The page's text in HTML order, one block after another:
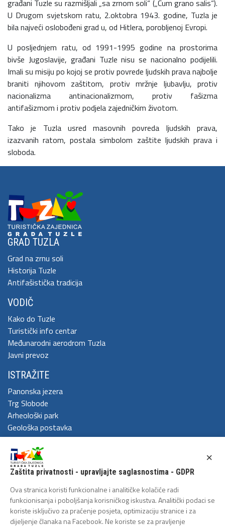
građani Tuzle su razmišljali „sa zrnom soli“ („Cum grano salis“).
U Drugom svjetskom ratu, 2.oktobra 1943. godine, Tuzla je
bila najveći oslobođeni grad u, od Hitlera, porobljenoj Evropi.
U posljednjem ratu, od 1991-1995 godine na prostorima
bivše Jugoslavije, građani Tuzle nisu se nacionalno podijelili.
Imali su misiju po kojoj se protiv povrede ljudskih prava najbolje
braniti njihovom zaštitom, protiv mržnje ljubavlju, protiv
nacionalizma antinacionalizmom, protiv fašizma
antifašizmom i protiv podjela zajedničkim životom.
Tako je Tuzla usred masovnih povreda ljudskih prava,
izazvanih ratom, postala simbolom zaštite ljudskih prava i
sloboda.
GRAD TUZLA
Grad na zrnu soli
Historija Tuzle
Antifašistička tradicija
VODIČ
Kako do Tuzle
Turistički info centar
Međunarodni aerodrom Tuzla
Javni prevoz
ISTRAŽITE
Panonska jezera
Trg Slobode
Arheološki park
Geološka postavka
DOŽIVITE
Festival Kaleidoskop
Cum Grano Salis
Ljeto u Tuzli
Tuzlanski polumaraton
Tuzlanska biciklijada
Zaštita privatnosti - upravljajte saglasnostima - GDPR
×
Ova stranica koristi funkcionalne i analitičke kolačiće radi
funkcionisanja i poboljšanja korisničkog iskustva. Analitički podaci se
koriste isključivo za praćenje posjeta, optimizaciju stranice i za
dijeljenje članaka na Facebook. Ne koriste se za pravljenje